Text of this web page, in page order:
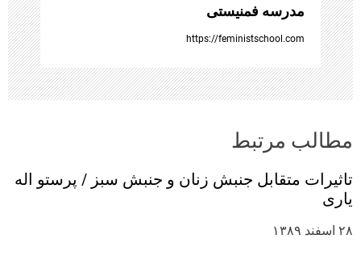
ا
مدرسه فمنیستی
https://feministschool.com
مطالب مرتبط
تاثیرات متقابل جنبش زنان و جنبش‌ سبز / پرستو اله
یاری
۲۸ اسفند ۱۳۸۹